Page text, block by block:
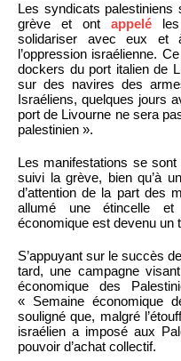
Les syndicats palestiniens
grève et ont appelé
solidariser avec eux et
l’oppression israélienne.
dockers du port italien de
sur des navires des
Israéliens, quelques jours
port de Livourne ne sera
palestinien ».
Les manifestations se
suivi la grève, bien qu’à
d’attention de la part des
allumé une étincelle et
économique est devenu un
S’appuyant sur le succès
tard, une campagne
économique des
« Semaine économique
souligné que, malgré
israélien a imposé aux
pouvoir d’achat collectif.